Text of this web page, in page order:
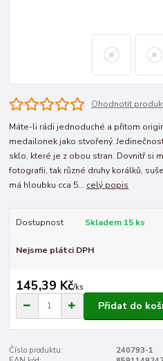
Ohodnotit
Máte-li rádi jednoduché a přitom
medailonek jako stvořený.
sklo, které je z obou stran. Dovnitř si
fotografii, tak různé druhy korálků,
má hloubku cca 5... celý popis
Dostupnost Skladem 15 ks
Nejsme plátci DPH
145,39 Kč/ks
Přidat do
Číslo produktu:
240793-1